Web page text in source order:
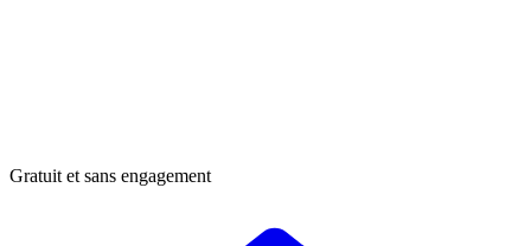
Gratuit et sans engagement